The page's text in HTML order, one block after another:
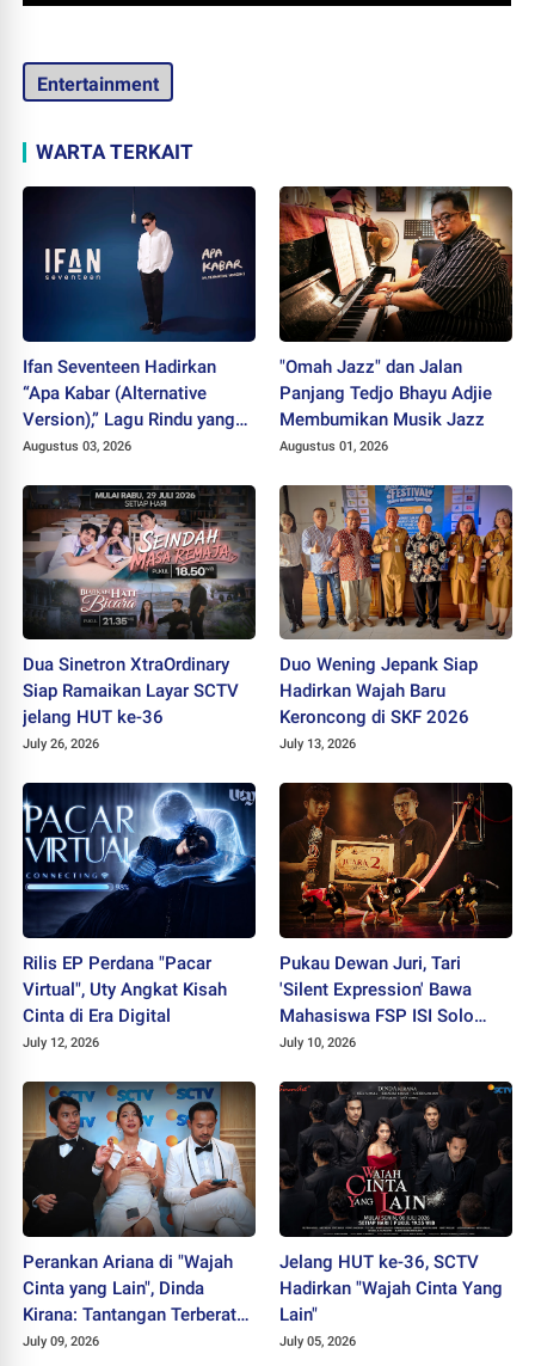
Entertainment
WARTA TERKAIT
Ifan Seventeen Hadirkan
“Apa Kabar (Alternative
Version),” Lagu Rindu yang
Belum Usai
Augustus 03, 2026
"Omah Jazz" dan Jalan
Panjang Tedjo Bhayu Adjie
Membumikan Musik Jazz
Augustus 01, 2026
Dua Sinetron XtraOrdinary
Siap Ramaikan Layar SCTV
jelang HUT ke-36
July 26, 2026
Duo Wening Jepank Siap
Hadirkan Wajah Baru
Keroncong di SKF 2026
July 13, 2026
Rilis EP Perdana "Pacar
Virtual", Uty Angkat Kisah
Cinta di Era Digital
July 12, 2026
Pukau Dewan Juri, Tari
'Silent Expression' Bawa
Mahasiswa FSP ISI Solo
Sabet Juara II PEKSIMIDA
July 10, 2026
Perankan Ariana di "Wajah
Cinta yang Lain", Dinda
Kirana: Tantangan Terberat
Selama Berkarier
July 09, 2026
Jelang HUT ke-36, SCTV
Hadirkan "Wajah Cinta Yang
Lain"
July 05, 2026